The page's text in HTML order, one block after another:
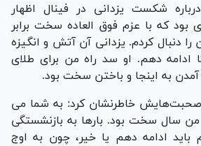
شکست یزدانی در فینال اظهار
بود که با عزم فوق العاده سخت برابر
را دنبال کردم. یزدانی آن آتش و انگیزه
ادامه دهم. او سد راه من برای طلای
به اینجا و باختن سخت بود.
خاطرنشان کرد: به شما می
من سال سخت بود. بارها به بازنشستگی
باید ادامه دهم یا خیر، چون به اوج